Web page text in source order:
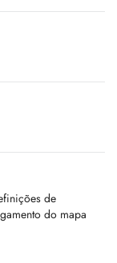
de
do mapa